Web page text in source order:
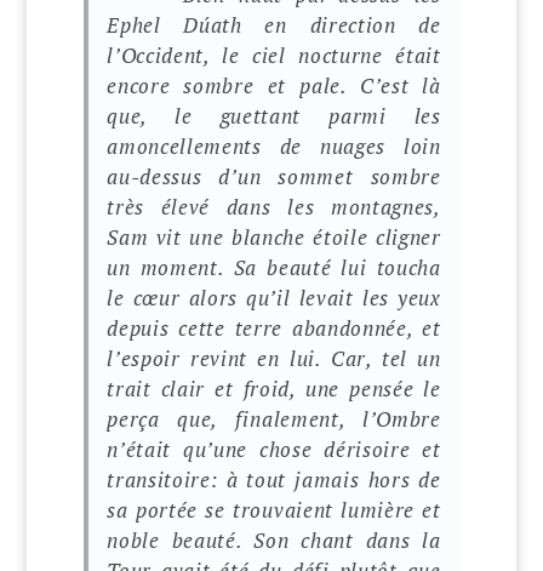
Ephel Dúath en direction de
l’Occident, le ciel nocturne était
encore sombre et pale. C’est là
que, le guettant parmi les
amoncellements de nuages loin
au-dessus d’un sommet sombre
très élevé dans les montagnes,
Sam vit une blanche étoile cligner
un moment. Sa beauté lui toucha
le cœur alors qu’il levait les yeux
depuis cette terre abandonnée, et
l’espoir revint en lui. Car, tel un
trait clair et froid, une pensée le
perça que, finalement, l’Ombre
n’était qu’une chose dérisoire et
transitoire: à tout jamais hors de
sa portée se trouvaient lumière et
noble beauté. Son chant dans la